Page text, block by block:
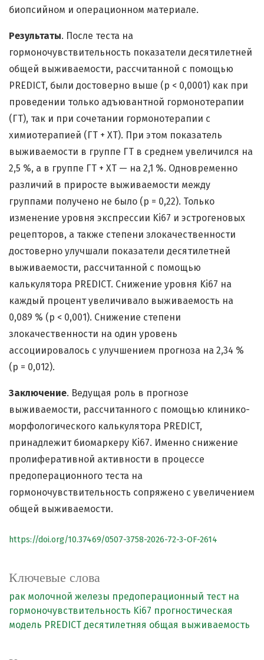
Ключевые слова
рак молочной железы предоперационный тест на
гормоночувствительность Ki67 прогностическая
модель PREDICT десятилетняя общая выживаемость
биопсийном и операционном материале.
Результаты. После теста на
гормоночувствительность показатели десятилетней
общей выживаемости, рассчитанной с помощью
PREDICT, были достоверно выше (р < 0,0001) как при
проведении только адъювантной гормонотерапии
(ГТ), так и при сочетании гормонотерапии с
химиотерапией (ГТ + ХТ). При этом показатель
выживаемости в группе ГТ в среднем увеличился на
2,5 %, а в группе ГТ + ХТ — на 2,1 %. Одновременно
различий в приросте выживаемости между
группами получено не было (p = 0,22). Только
изменение уровня экспрессии Ki67 и эстрогеновых
рецепторов, а также степени злокачественности
достоверно улучшали показатели десятилетней
выживаемости, рассчитанной с помощью
калькулятора PREDICT. Снижение уровня Ki67 на
каждый процент увеличивало выживаемость на
0,089 % (p < 0,001). Снижение степени
злокачественности на один уровень
ассоциировалось с улучшением прогноза на 2,34 %
(p = 0,012).
Заключение. Ведущая роль в прогнозе
выживаемости, рассчитанного с помощью клинико-
морфологического калькулятора PREDICT,
принадлежит биомаркеру Ki67. Именно снижение
пролиферативной активности в процессе
предоперационного теста на
гормоночувствительность сопряжено с увеличением
общей выживаемости.
https://doi.org/10.37469/0507-3758-2026-72-3-OF-2614